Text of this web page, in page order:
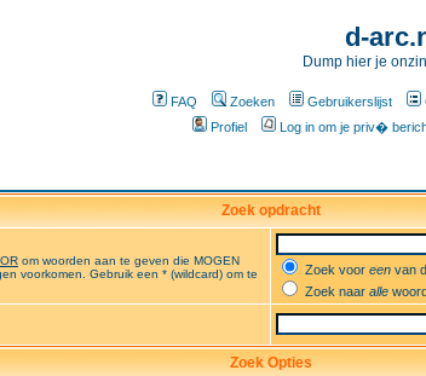
d-
Dump hier je
FAQ Zoeken Gebruikerslijst
Profiel
Log in om je priv�
Zoek opdracht
OR om woorden aan te geven die MOGEN
voorkomen. Gebruik een * (wildcard) om te
Zoek voor een van
Zoek naar alle
Zoek Opties